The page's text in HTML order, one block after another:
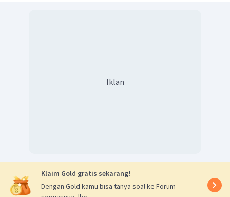
Iklan
Klaim Gold gratis sekarang!
Dengan Gold kamu bisa tanya soal ke Forum